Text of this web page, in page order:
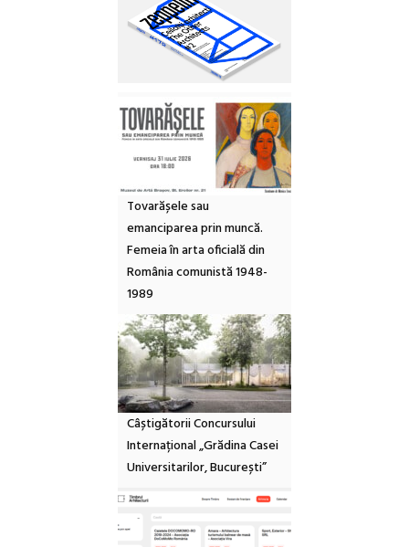
Tovarășele sau
emanciparea prin muncă.
Femeia în arta oficială din
România comunistă 1948-
1989
Câștigătorii Concursului
Internațional „Grădina Casei
Universitarilor, București”